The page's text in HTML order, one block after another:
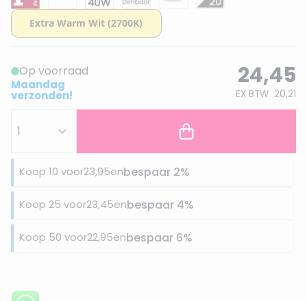
Op voorraad
Maandag
verzonden!
24,45
EX BTW 20,21
Koop 10 voor23,95enbespaar 2%
Koop 25 voor23,45enbespaar 4%
Koop 50 voor22,95enbespaar 6%